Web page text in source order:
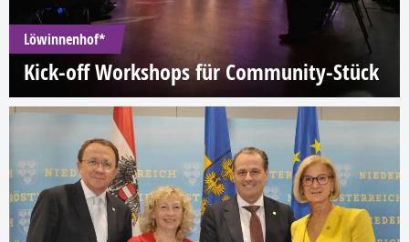
Löwinnenhof*
Kick-off Workshops für Community-Stück